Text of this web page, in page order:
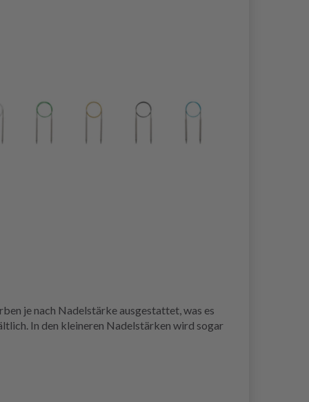
je nach Nadelstärke ausgestattet, was es
In den kleineren Nadelstärken wird sogar